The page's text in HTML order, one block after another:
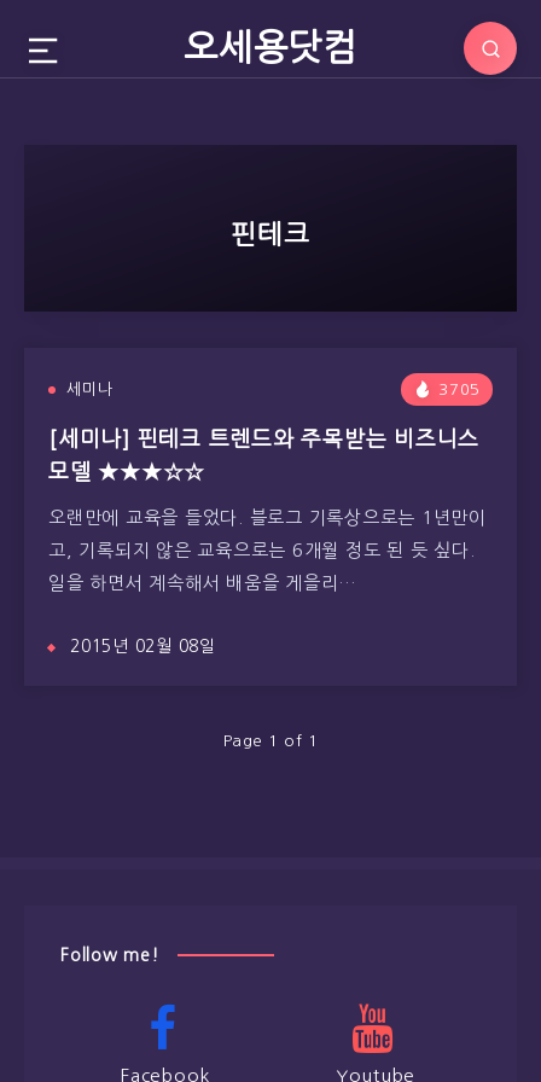
오세용닷컴
핀테크
세미나 3705
[세미나] 핀테크 트렌드와 주목받는 비즈니스
모델 ★★★☆☆
오랜만에 교육을 들었다. 블로그 기록상으로는 1년만이
고, 기록되지 않은 교육으로는 6개월 정도 된 듯 싶다.
일을 하면서 계속해서 배움을 게을리…
2015년 02월 08일
Page 1 of 1
Follow me!
Facebook Youtube